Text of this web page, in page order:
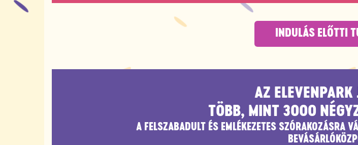
INDULÁS ELŐTTI
AZ
TÖBB, MINT 3000
A FELSZABADULT ÉS EMLÉKEZETES SZÓRAKOZÁSRA